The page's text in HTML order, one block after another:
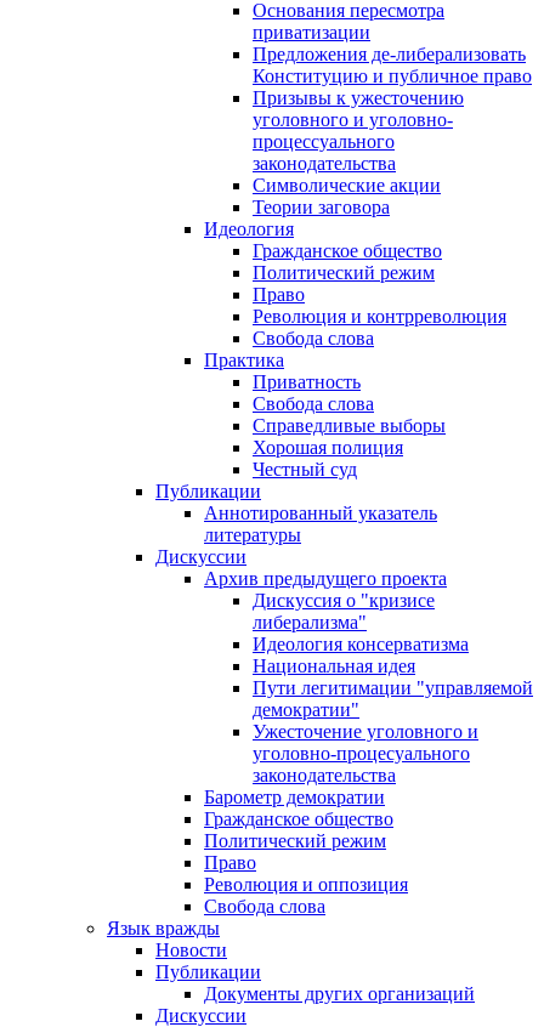
Основания пересмотра
приватизации
Предложения де-либерализовать
Конституцию и публичное право
Призывы к ужесточению
уголовного и уголовно-
процессуального
законодательства
Символические акции
Теории заговора
Идеология
Гражданское общество
Политический режим
Право
Революция и контрреволюция
Свобода слова
Практика
Приватность
Свобода слова
Справедливые выборы
Хорошая полиция
Честный суд
Публикации
Аннотированный указатель
литературы
Дискуссии
Архив предыдущего проекта
Дискуссия о "кризисе
либерализма"
Идеология консерватизма
Национальная идея
Пути легитимации "управляемой
демократии"
Ужесточение уголовного и
уголовно-процесуального
законодательства
Барометр демократии
Гражданское общество
Политический режим
Право
Революция и оппозиция
Свобода слова
Язык вражды
Новости
Публикации
Документы других организаций
Дискуссии